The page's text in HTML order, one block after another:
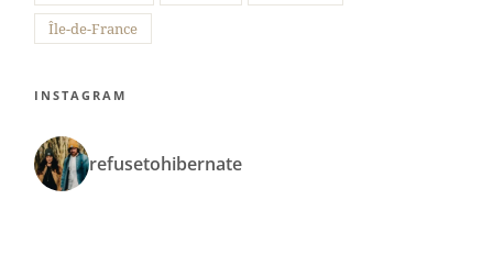
Île-de-France
INSTAGRAM
refusetohibernate